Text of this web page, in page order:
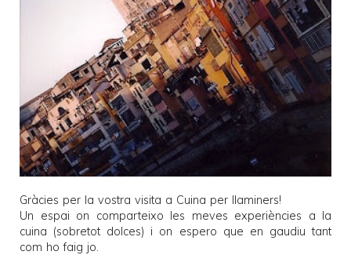
Gràcies per la vostra visita a Cuina per llaminers!
Un espai on comparteixo les meves experiències a la
cuina (sobretot dolces) i on espero que en gaudiu tant
com ho faig jo.